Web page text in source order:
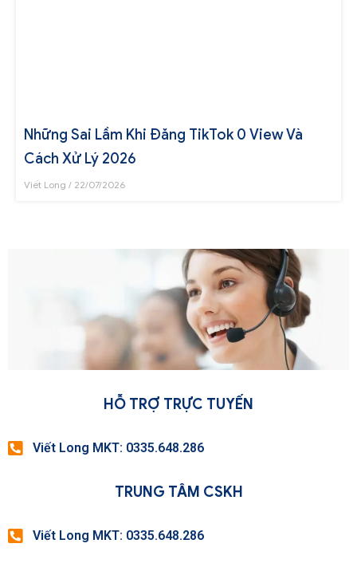
Những Sai Lầm Khi Đăng TikTok 0 View Và
Cách Xử Lý 2026
Viết Long 22/07/2026
HỖ TRỢ TRỰC TUYẾN
Viết Long MKT: 0335.648.286
TRUNG TÂM CSKH
Viết Long MKT: 0335.648.286